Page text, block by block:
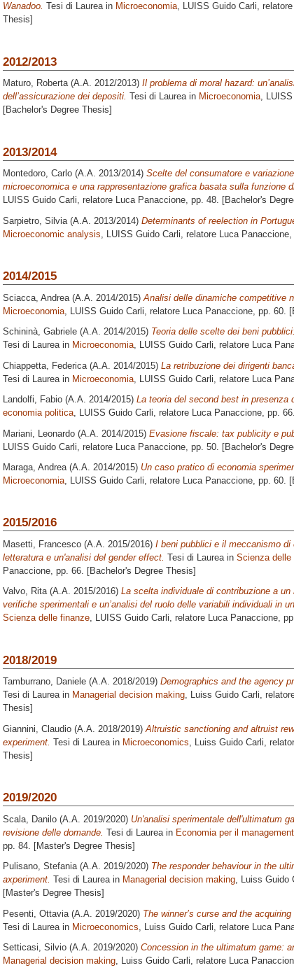
Wanadoo. Tesi di Laurea in Microeconomia, LUISS Guido Carli, relatore
Thesis]
2012/2013
Maturo, Roberta(A.A. 2012/2013) Il problema di moral hazard:
dell’assicurazione dei depositi. Tesi di Laurea in Microeconomia, LUISS
[Bachelor's Degree Thesis]
2013/2014
Montedoro, Carlo (A.A. 2013/2014) Scelte del consumatore e
microeconomica e una rappresentazione grafica basata sulla funzione
LUISS Guido Carli, relatore Luca Panaccione, pp. 48. [Bachelor's
Sarpietro, Silvia (A.A. 2013/2014) Determinants of reelection in
Microeconomic analysis , LUISS Guido Carli, relatore Luca Panaccione
2014/2015
Sciacca, Andrea (A.A. 2014/2015) Analisi delle dinamiche competitive
Microeconomia , LUISS Guido Carli, relatore Luca Panaccione , pp. 60.
Schininà, Gabriele (A.A. 2014/2015) Teoria delle scelte dei beni
Tesi di Laurea in Microeconomia, LUISS Guido Carli, relatore Luca
Chiappetta, Federica (A.A. 2014/2015) La retribuzione dei dirigenti
Tesi di Laurea in Microeconomia , LUISS Guido Carli, relatore Luca
Landolfi, Fabio (A.A. 2014/2015) La teoria del second best in presenza
economia politica, LUISS Guido Carli, relatore Luca Panaccione, pp.
Mariani, Leonardo (A.A. 2014/2015) Evasione fiscale: tax publicity e
LUISS Guido Carli, relatore Luca Panaccione , pp. 50. [Bachelor's
Maraga, Andrea (A.A. 2014/2015) Un caso pratico di economia
Microeconomia , LUISS Guido Carli, relatore Luca Panaccione , pp. 60.
2015/2016
Masetti, Francesco (A.A. 2015/2016) I beni pubblici e il meccanismo
letteratura e un'analisi del gender effect. Tesi di Laurea in Scienza delle
Panaccione , pp. 66. [Bachelor's Degree Thesis]
Valvo, Rita(A.A. 2015/2016) La scelta individuale di contribuzione a
verifiche sperimentali e un’analisi del ruolo delle variabili individuali in
Scienza delle finanze, LUISS Guido Carli, relatore Luca Panaccione,
2018/2019
Tamburrano, Daniele (A.A. 2018/2019) Demographics and the agency
Tesi di Laurea in Managerial decision making, Luiss Guido Carli,
Thesis]
Giannini, Claudio (A.A. 2018/2019) Altruistic sanctioning and altruist
experiment. Tesi di Laurea in Microeconomics , Luiss Guido Carli,
Thesis]
2019/2020
Scala, Danilo (A.A. 2019/2020) Un'analisi sperimentale dell'ultimatum
revisione delle domande. Tesi di Laurea in Economia per il management
pp. 84. [Master's Degree Thesis]
Pulisano, Stefania(A.A. 2019/2020) The responder behaviour in the
axperiment. Tesi di Laurea in Managerial decision making, Luiss Guido
[Master's Degree Thesis]
Pesenti, Ottavia (A.A. 2019/2020) The winner’s curse and the
Tesi di Laurea in Microeconomics , Luiss Guido Carli, relatore Luca
Setticasi, Silvio (A.A. 2019/2020) Concession in the ultimatum game:
Managerial decision making, Luiss Guido Carli, relatore Luca